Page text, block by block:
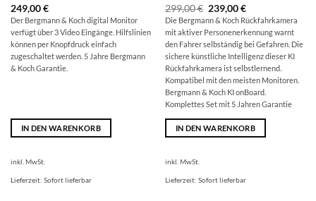
249,00€
Der Bergmann & Koch digital Monitor
verfügt über 3 Video Eingänge. Hilfslinien
können per Knopfdruck einfach
zugeschaltet werden. 5 Jahre Bergmann
& Koch Garantie.
IN DEN WARENKORB
inkl. MwSt.
Lieferzeit: Sofort lieferbar
299,00€ Ursprünglicher
Preis
war:
299,00 €
239,00€Aktueller
Preis
ist:
239,00 €.
Die Bergmann & Koch Rückfahrkamera
mit aktiver Personenerkennung warnt
den Fahrer selbständig bei Gefahren. Die
sichere künstliche Intelligenz dieser KI
Rückfahrkamera ist selbstlernend.
Kompatibel mit den meisten Monitoren.
Bergmann & Koch KI onBoard.
Komplettes Set mit 5 Jahren Garantie
IN DEN WARENKORB
inkl. MwSt.
Lieferzeit: Sofort lieferbar